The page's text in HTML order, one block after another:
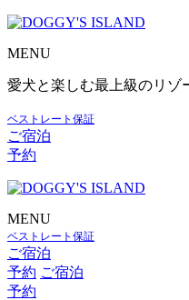
MENU
愛犬と楽しむ最上級のリゾ
ベストレート保証
ご宿泊
予約
MENU
ベストレート保証
ご宿泊
予約 ご宿泊
予約